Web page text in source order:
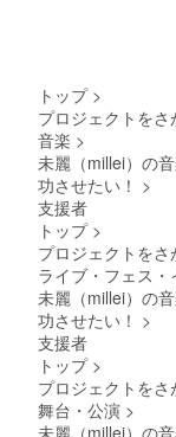
トップ >
プロジェクトをさ
音楽 >
未麗（millei）の
功させたい！ >
支援者
トップ >
プロジェクトをさ
ライブ・フェス・
未麗（millei）の
功させたい！ >
支援者
トップ >
プロジェクトをさ
舞台・公演 >
未麗（millei）の